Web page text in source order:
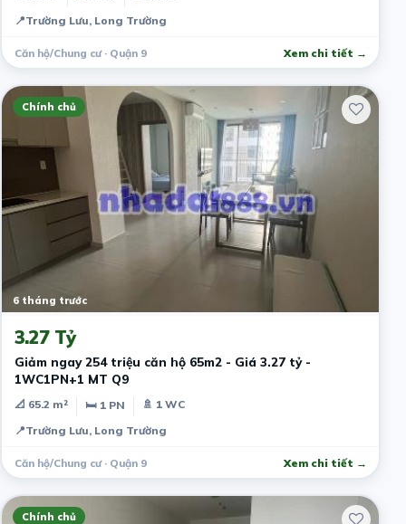
📍Trường Lưu, Long Trường
Căn hộ/Chung cư · Quận 9 Xem chi tiết →
Chính chủ
6 tháng trước
3.27 Tỷ
Giảm ngay 254 triệu căn hộ 65m2 - Giá 3.27 tỷ -
1WC1PN+1 MT Q9
📐 65.2 m² 🛏 1 PN
🚿 1 WC
📍Trường Lưu, Long Trường
Căn hộ/Chung cư · Quận 9 Xem chi tiết →
Chính chủ